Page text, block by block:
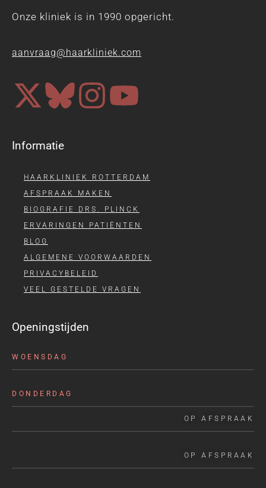
Onze kliniek is in 1990 opgericht.
aanvraag@haarkliniek.com
Informatie
HAARKLINIEK ROTTERDAM
AFSPRAAK MAKEN
BIOGRAFIE DRS. PLINCK
ERVARINGEN PATIËNTEN
BLOG
ALGEMENE VOORWAARDEN
PRIVACYBELEID
VEEL GESTELDE VRAGEN
Openingstijden
WOENSDAG
DONDERDAG
OP AFSPRAAK
OP AFSPRAAK